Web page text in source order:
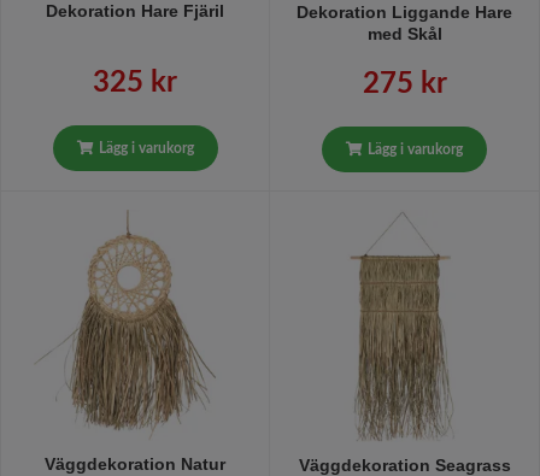
Dekoration Hare Fjäril
325 kr
Lägg i varukorg
Dekoration Liggande Hare
med Skål
275 kr
Lägg i varukorg
Väggdekoration Natur Väggdekoration Seagrass